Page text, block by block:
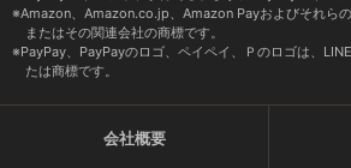
Amazon、Amazon.co.jp、Amazon Payおよびそれら
またはその関連会社の商標です。
PayPay、PayPayのロゴ、ペイペイ、Ｐのロゴは、
たは商標です。
会社概要